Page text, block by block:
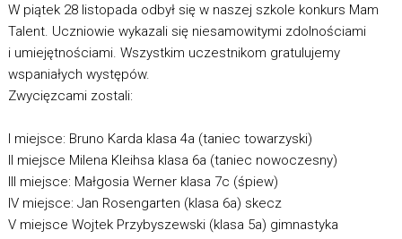
W piątek 28 listopada odbył się w naszej szkole konkurs Mam
Talent. Uczniowie wykazali się niesamowitymi zdolnościami
i umiejętnościami. Wszystkim uczestnikom gratulujemy
wspaniałych występów.
Zwycięzcami zostali:
I miejsce: Bruno Karda klasa 4a (taniec towarzyski)
II miejsce Milena Kleihsa klasa 6a (taniec nowoczesny)
III miejsce: Małgosia Werner klasa 7c (śpiew)
IV miejsce: Jan Rosengarten (klasa 6a) skecz
V miejsce Wojtek Przybyszewski (klasa 5a) gimnastyka